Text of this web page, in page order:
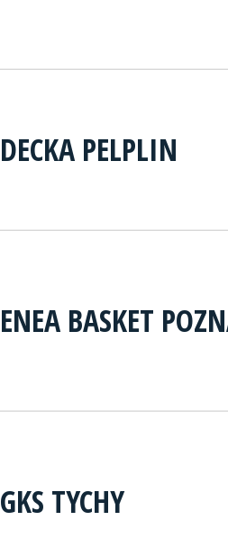
DECKA PELPLIN
ENEA BASKET
GKS TYCHY